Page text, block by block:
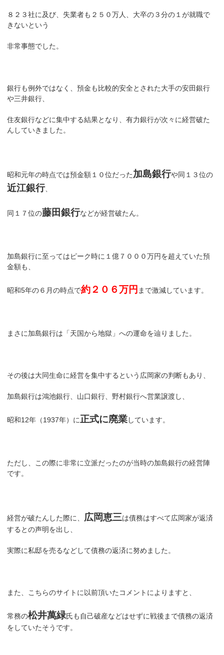
８２３社に及び、失業者も２５０万人、大卒の３分の１が就職で
きないという
非常事態でした。
銀行も例外ではなく、預金も比較的安全とされた大手の安田銀行
や三井銀行、
住友銀行などに集中する結果となり、有力銀行が次々に経営破た
んしていきました。
昭和元年の時点では預金額１０位だった加島銀行や同１３位の
近江銀行、
同１７位の藤田銀行などが経営破たん。
加島銀行に至ってはピーク時に１億７０００万円を超えていた預
金額も、
昭和5年の６月の時点で約２０６万円 まで激減しています。
まさに加島銀行は「天国から地獄」への運命を辿りました。
その後は大同生命に経営を集中するという広岡家の判断もあり、
加島銀行は鴻池銀行、山口銀行、野村銀行へ営業譲渡し、
昭和12年（1937年）に正式に廃業しています。
ただし、この際に非常に立派だったのが当時の加島銀行の経営陣
です。
経営が破たんした際に、 広岡恵三は債務はすべて広岡家が返済
するとの声明を出し、
実際に私邸を売るなどして債務の返済に努めました。
また、こちらのサイトに以前頂いたコメントによりますと、
常務の松井萬緑氏も自己破産などはせずに戦後まで債務の返済
をしていたそうです。